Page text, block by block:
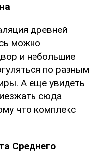
древней
можно
и небольшие
по разным
А еще увидеть
сюда
что комплекс
Среднего